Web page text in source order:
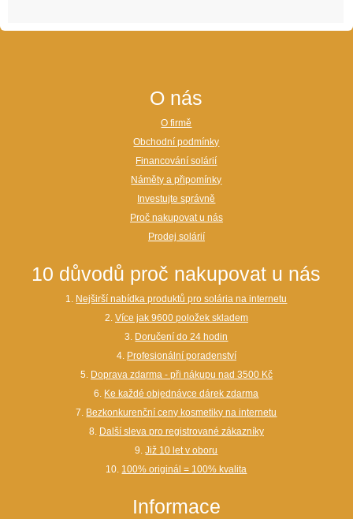
O nás
O firmě
Obchodní podmínky
Financování solárií
Náměty a připomínky
Investujte správně
Proč nakupovat u nás
Prodej solárií
10 důvodů proč nakupovat u nás
1. Nejširší nabídka produktů pro solária na internetu
2. Více jak 9600 položek skladem
3. Doručení do 24 hodin
4. Profesionální poradenství
5. Doprava zdarma - při nákupu nad 3500 Kč
6. Ke každé objednávce dárek zdarma
7. Bezkonkurenční ceny kosmetiky na internetu
8. Další sleva pro registrované zákazníky
9.Již 10 let v oboru
10. 100% originál = 100% kvalita
Informace